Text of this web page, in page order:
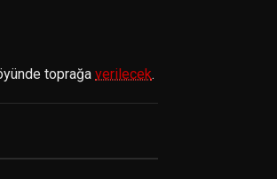
toprağa verilecek.